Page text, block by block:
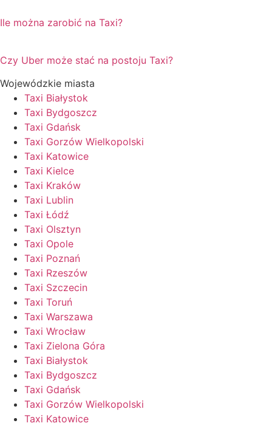
Ile można zarobić na Taxi?
Czy Uber może stać na postoju Taxi?
Wojewódzkie miasta
Taxi Białystok
Taxi Bydgoszcz
Taxi Gdańsk
Taxi Gorzów Wielkopolski
Taxi Katowice
Taxi Kielce
Taxi Kraków
Taxi Lublin
Taxi Łódź
Taxi Olsztyn
Taxi Opole
Taxi Poznań
Taxi Rzeszów
Taxi Szczecin
Taxi Toruń
Taxi Warszawa
Taxi Wrocław
Taxi Zielona Góra
Taxi Białystok
Taxi Bydgoszcz
Taxi Gdańsk
Taxi Gorzów Wielkopolski
Taxi Katowice